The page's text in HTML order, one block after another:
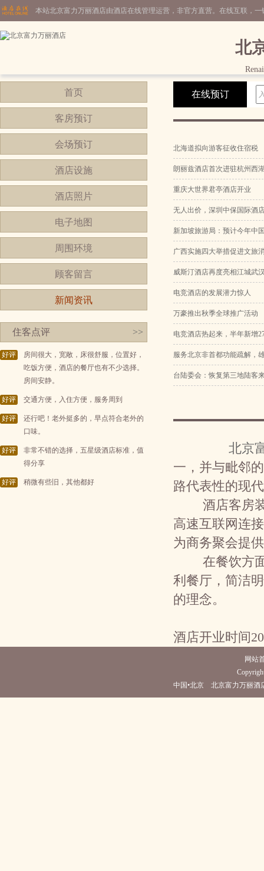
本站北京富力万丽酒店由酒店在线管理运营，非官方直营。在线互联，
北
首页
客房预订
会场预订
酒店设施
酒店照片
电子地图
周围环境
顾客留言
新闻资讯
住客点评 >>
好评
房间很大，宽敞，床很舒服，位置好，
吃饭方便，酒店的餐厅也有不少选择。
房间安静。
好评 交通方便，入住方便，服务周到
好评
还行吧！老外挺多的，早点符合老外的
口味。
好评
非常不错的选择，五星级酒店标准，值
得分享
好评 稍微有些旧，其他都好
在线预订
北海道拟向游客征收住宿税
朗丽兹酒店首次进驻杭州西
重庆大世界君亭酒店开业
无人出价，深圳中保国际酒
新加坡旅游局：预计今年中
广西实施四大举措促进文旅
威斯汀酒店再度亮相江城武
电竞酒店的发展潜力惊人
万豪推出秋季全球推广活动
电竞酒店热起来，半年新增
服务北京非首都功能疏解，
台陆委会：恢复第三地陆客
北京
一，并与毗邻
路代表性的现
酒店客房装
高速互联网连
为商务聚会提
在餐饮方面
利餐厅，简洁
的理念。
酒店开业时间
网站
中国•北京 北京富力万丽酒